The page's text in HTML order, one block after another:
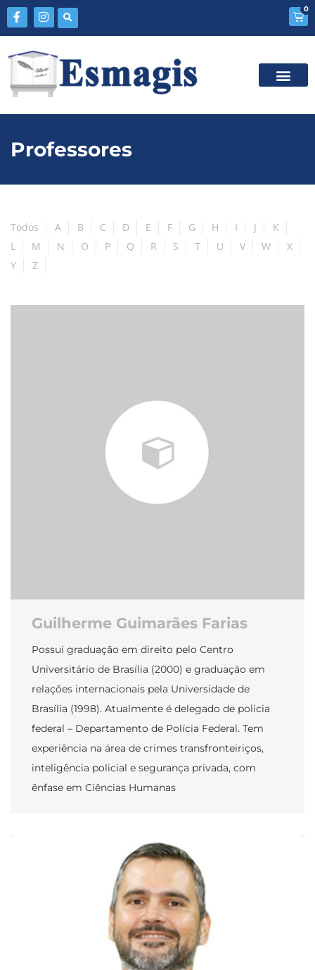
0
Professores
Todos A B C D E F G H I J
K
L
M N O P Q R S T U V W
X
Y
Z
Guilherme Guimarães Farias
Possui graduação em direito pelo Centro
Universitário de Brasília (2000) e graduação em
relações internacionais pela Universidade de
Brasília (1998). Atualmente é delegado de policia
federal – Departamento de Polícia Federal. Tem
experiência na área de crimes transfronteiriços,
inteligência policial e segurança privada, com
ênfase em Ciências Humanas